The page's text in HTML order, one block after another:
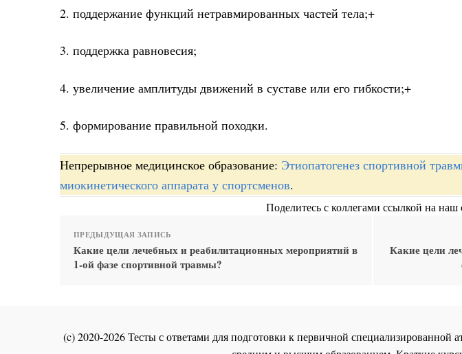
2. поддержание функций нетравмированных частей тела;+
3. поддержка равновесия;
4. увеличение амплитуды движений в суставе или его гибкости;+
5. формирование правильной походки.
Непрерывное медицинское образование: Этиопатогенез спортивной
миокинетического аппарата у спортсменов.
Поделитесь с коллегами ссылкой на наш
ПРЕДЫДУЩАЯ ЗАПИСЬ
Какие цели лечебных и реабилитационных мероприятий в
1-ой фазе спортивной травмы?
Какие цели
(c) 2020-2026 Тесты с ответами для подготовки к первичной